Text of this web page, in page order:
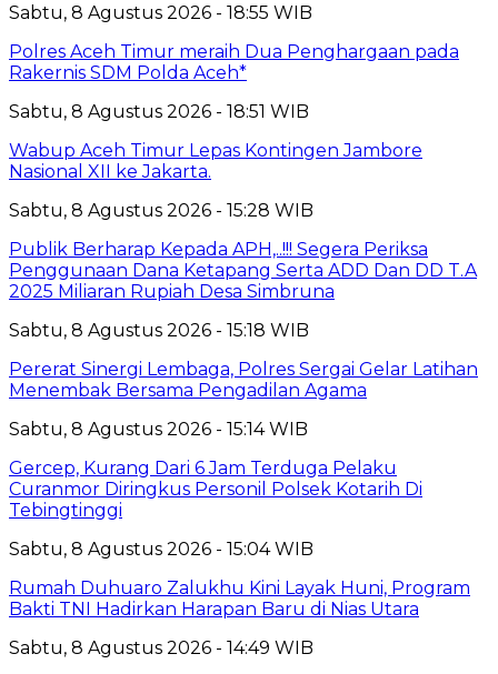
Sabtu, 8 Agustus 2026 - 18:55 WIB
Polres Aceh Timur meraih Dua Penghargaan pada
Rakernis SDM Polda Aceh*
Sabtu, 8 Agustus 2026 - 18:51 WIB
Wabup Aceh Timur Lepas Kontingen Jambore
Nasional XII ke Jakarta.
Sabtu, 8 Agustus 2026 - 15:28 WIB
Publik Berharap Kepada APH,..!!! Segera Periksa
Penggunaan Dana Ketapang Serta ADD Dan DD T.A
2025 Miliaran Rupiah Desa Simbruna
Sabtu, 8 Agustus 2026 - 15:18 WIB
Pererat Sinergi Lembaga, Polres Sergai Gelar Latihan
Menembak Bersama Pengadilan Agama
Sabtu, 8 Agustus 2026 - 15:14 WIB
Gercep, Kurang Dari 6 Jam Terduga Pelaku
Curanmor Diringkus Personil Polsek Kotarih Di
Tebingtinggi
Sabtu, 8 Agustus 2026 - 15:04 WIB
Rumah Duhuaro Zalukhu Kini Layak Huni, Program
Bakti TNI Hadirkan Harapan Baru di Nias Utara
Sabtu, 8 Agustus 2026 - 14:49 WIB